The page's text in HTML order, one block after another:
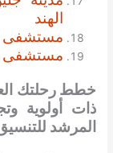
الهند
مستشفى
مستشفى
خطط رحلتك
ذات أولوية
المرشد